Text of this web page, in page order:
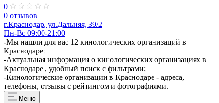
0
0 отзывов
г.Краснодар, ул.Дальняя, 39/2
Пн-Вс 09:00-21:00
​-Мы нашли для вас 12 кинологических организаций в
Краснодаре;
-Актуальная информация о кинологических организациях в
Краснодаре , удобный поиск с фильтрами;
-Кинологические организации в Краснодаре - адреса,
телефоны, отзывы с рейтингом и фотографиями.
Меню